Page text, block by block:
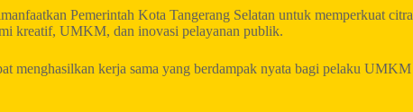
Pemerintah Kota Tangerang Selatan untuk memperkuat citra
kreatif, UMKM, dan inovasi pelayanan publik.
menghasilkan kerja sama yang berdampak nyata bagi pelaku UMKM